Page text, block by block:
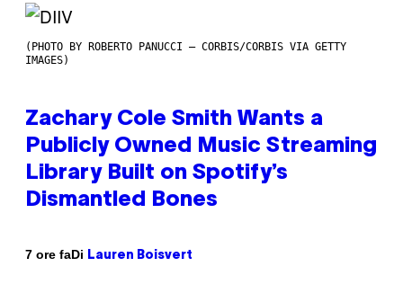
(PHOTO BY ROBERTO PANUCCI – CORBIS/CORBIS VIA GETTY
IMAGES)
Zachary Cole Smith Wants a
Publicly Owned Music Streaming
Library Built on Spotify’s
Dismantled Bones
7 ore faDi Lauren Boisvert